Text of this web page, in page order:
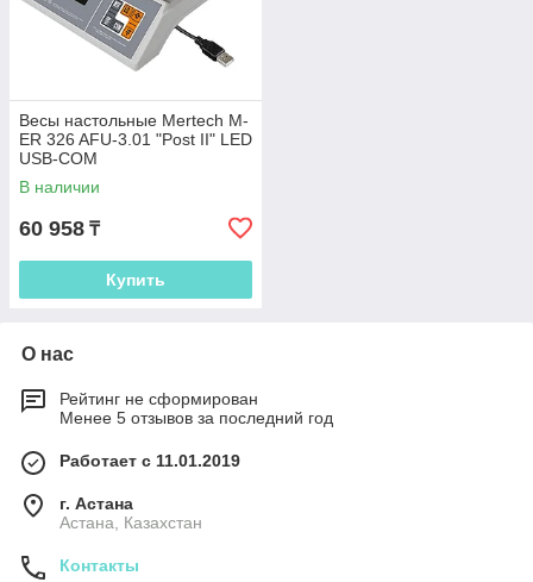
Весы настольные Mertech M-
ER 326 AFU-3.01 "Post II" LED
USB-COM
В наличии
60 958 ₸
Купить
О нас
Рейтинг не сформирован
Менее 5 отзывов за последний год
Работает с 11.01.2019
г. Астана
Астана, Казахстан
Контакты